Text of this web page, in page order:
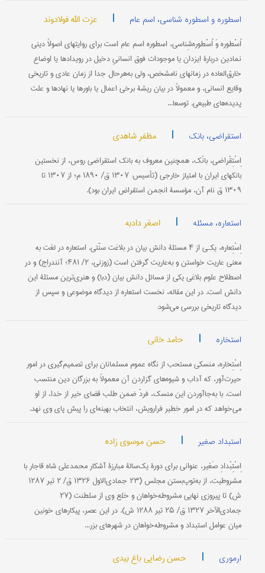
اسطوره و اسطوره شناسی، اسم عام | عزت الله فولادوند
اُسْطوره وَ اُسْطوره‌شِناسی، اسطوره اسم عام است برای روایتهای اصولاً دینی
نمادین دربارۀ ایزدان یا موجودات فوق انسانیِ دخیل در رویدادها یا اوضاع
خارق‌العاده در زمانهای نامشخص، ولی به‌هرحال جدا از زمان عادی و تاریخی
وقایع انسانی، و معمولاً در بیان ریشۀ برخی اعمال یا باورها یا نهادها و علت
پدیده‌های طبیعی. توسعا...
استقراضی، بانک | مظفر شاهدی
اِسْتِقْراضی، ‌‌‌بانْک، همچنین معروف به بانک استقراضی روس، از نخستین
بانکهای ایران با امتیاز خارجی (تأسیس: ۱۳۰۷ ق/ ۱۸۹۰ م؛ از ۱۳۰۷ تا
۱۳۰۹ ق نام آن، مؤسسۀ انجمن استقراض ایران بود).
استعاره، مسئله | اصغر دادبه
اِسْتِعاره، یکـی از ۴ مسئلۀ دانش بیان در بلاغت سنّتی. استعاره در لغت به
معنی عاریت خواستن و به‌عاریت گرفتن است (زوزنی، ۲/ ۴۸۱؛ آنندراج) و در
اصطلاح علوم بلاغی یکی از مسائل دانش بیان (دبا) و هنری‌ترین مسئلۀ این
دانش است. در این مقاله، نخست استعاره از دیدگاه موضوعی و سپس از
دیدگاه تاریخی بررسی می‌شود:
استخاره | حامد خانی
اِسْتِخاره، منسکی مستحب از نگاه عموم مسلمانان برای تصمیم‌گیری در امور
حیرت‌آور، که آداب و شیوه‌های گزاردن آن معمولاً به بزرگان دین منتسب
است. با به‌جا‌آوردن این منسک، فردْ ضمن طلب قضای خیر از خدا، از او
می‌خواهد که در امور خطیر فرارویش، انتخاب بهینه‌ای را پیش پای وی نهد.
استبداد صغیر | حسن موسوی زاده
اِسْتِبْدادِ صَغیر، عنوانی برای دورۀ یک‌سالۀ مبارزۀ آشکار محمدعلی ‌شاه قاجار با
مشروطیت، از به‌توپ‌بستن مجلس (۲۳ جمادی‌الاول ۱۳۲۶ ق/ ۲ تیر ۱۲۸۷
ش) تا پیروزی نهایی مشروطه‌خواهان و خلع وی از سلطنت (۲۷
جمادی‌الآخر ۱۳۲۷ ق/ ۲۵ تیر ۱۲۸۸ ش). در این عصر، پیکارهای خونین
میان عوامل استبداد و مشروطه‌خواهان در شهرهای بزر...
ارموری | حسن رضایی باغ بیدی